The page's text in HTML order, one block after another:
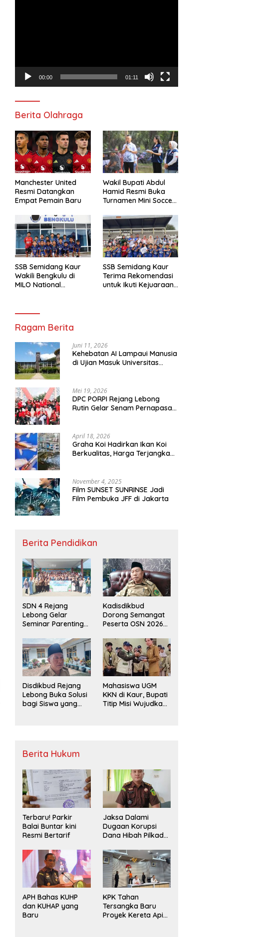
00:00 01:11
Berita Olahraga
Manchester United
Resmi Datangkan
Empat Pemain Baru
Wakil Bupati Abdul
Hamid Resmi Buka
Turnamen Mini Soccer
SSB Semidang Kaur
Wakili Bengkulu di
MILO National
SSB Semidang Kaur
Terima Rekomendasi
untuk Ikuti Kejuaraan
Ragam Berita
Juni 11, 2026
Kehebatan AI Lampaui Manusia
di Ujian Masuk Universitas
Mei 19, 2026
DPC PORPI Rejang Lebong
Rutin Gelar Senam Pernapasan
April 18, 2026
Graha Koi Hadirkan Ikan Koi
Berkualitas, Harga Terjangkau
November 4, 2025
Film SUNSET SUNRINSE Jadi
Film Pembuka JFF di Jakarta
Berita Pendidikan
SDN 4 Rejang
Lebong Gelar
Seminar Parenting
Bullying,
Kadisdikbud: Patut
Jadi Contoh
Kadisdikbud
Dorong Semangat
Peserta OSN 2026
Disdikbud Rejang
Lebong Buka Solusi
bagi Siswa yang
Mahasiswa UGM
KKN di Kaur, Bupati
Titip Misi Wujudkan
Berita Hukum
Terbaru! Parkir
Balai Buntar kini
Resmi Bertarif
Jaksa Dalami
Dugaan Korupsi
Dana Hibah Pilkada
Kaur
APH Bahas KUHP
dan KUHAP yang
Baru
KPK Tahan
Tersangka Baru
Proyek Kereta Api